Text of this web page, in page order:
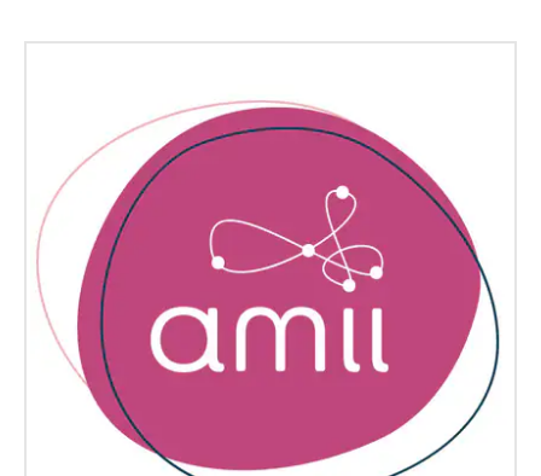
Noch nicht angemeldet?
Jetzt registrieren